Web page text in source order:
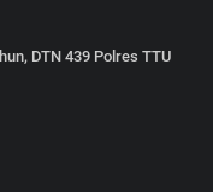
DTN 439 Polres TTU